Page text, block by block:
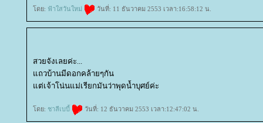
ดย: ฟ้าใสวันใหม่ วันที่: 11 ธันวาคม 2553 เวลา:16:58:12 น.
สวยจังเลยค่ะ...
ถวบ้านมีดอกคล้ายๆกัน
ต่เจ้าโน่นแม่เรียกมันว่าพุดน้ำบุศย์ค่ะ
ดย: ชาลีเบบี้ วันที่: 12 ธันวาคม 2553 เวลา:12:47:02 น.